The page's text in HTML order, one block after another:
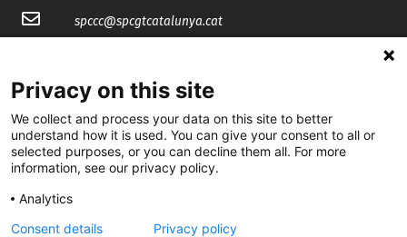
spccc@spcgtcatalunya.cat
@CGTCatalunya
cgtcatalunya
cgtcatalunya
Privacy on this site
We collect and process your data on this site to better
understand how it is used. You can give your consent to all or
selected purposes, or you can decline them all. For more
information, see our privacy policy.
Analytics
Consent details
Privacy policy